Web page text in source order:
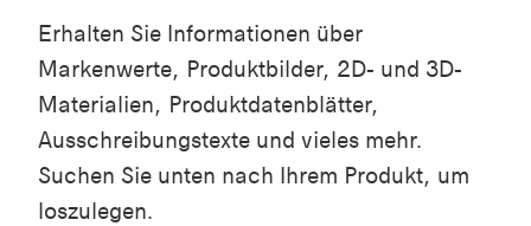
Erhalten Sie Informationen über
Markenwerte, Produktbilder, 2D- und 3D-
Materialien, Produktdatenblätter,
Ausschreibungstexte und vieles mehr.
Suchen Sie unten nach Ihrem Produkt, um
loszulegen.